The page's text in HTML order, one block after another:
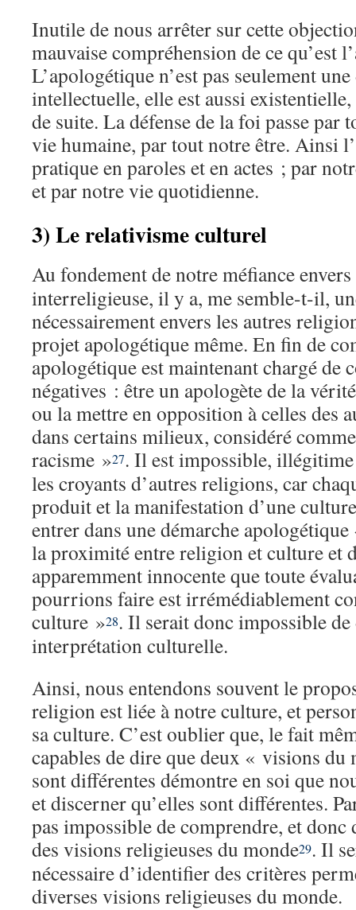
Inutile de nous arrêter sur cette
mauvaise compréhension de ce qu’est
L’apologétique n’est pas seulement
intellectuelle, elle est aussi
de suite. La défense de la foi passe par
vie humaine, par tout notre être. Ainsi
pratique en paroles et en actes ; par
et par notre vie quotidienne.
3) Le relativisme culturel
Au fondement de notre méfiance
interreligieuse, il y a, me semble-t-il,
nécessairement envers les autres
projet apologétique même. En fin de
apologétique est maintenant chargé de
négatives : être un apologète de la
ou la mettre en opposition à celles des
dans certains milieux, considéré
racisme »27. Il est impossible,
les croyants d’autres religions, car
produit et la manifestation d’une
entrer dans une démarche
la proximité entre religion et culture et
apparemment innocente que toute
pourrions faire est irrémédiablement
culture »28. Il serait donc impossible de
interprétation culturelle.
Ainsi, nous entendons souvent le
religion est liée à notre culture, et
sa culture. C’est oublier que, le fait
capables de dire que deux « visions
sont différentes démontre en soi que
et discerner qu’elles sont différentes.
pas impossible de comprendre, et donc
des visions religieuses du monde29. Il
nécessaire d’identifier des critères
diverses visions religieuses du monde.